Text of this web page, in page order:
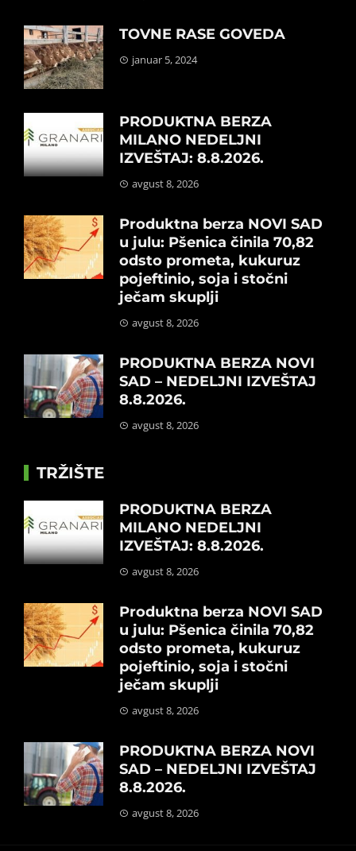
TOVNE RASE GOVEDA
januar 5, 2024
PRODUKTNA BERZA
MILANO NEDELJNI
IZVEŠTAJ: 8.8.2026.
avgust 8, 2026
Produktna berza NOVI SAD
u julu: Pšenica činila 70,82
odsto prometa, kukuruz
pojeftinio, soja i stočni
ječam skuplji
avgust 8, 2026
PRODUKTNA BERZA NOVI
SAD – NEDELJNI IZVEŠTAJ
8.8.2026.
avgust 8, 2026
TRŽIŠTE
PRODUKTNA BERZA
MILANO NEDELJNI
IZVEŠTAJ: 8.8.2026.
avgust 8, 2026
Produktna berza NOVI SAD
u julu: Pšenica činila 70,82
odsto prometa, kukuruz
pojeftinio, soja i stočni
ječam skuplji
avgust 8, 2026
PRODUKTNA BERZA NOVI
SAD – NEDELJNI IZVEŠTAJ
8.8.2026.
avgust 8, 2026